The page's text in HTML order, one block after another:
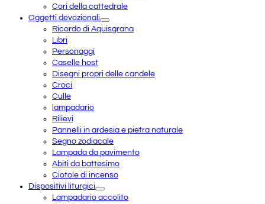
Cori della cattedrale
Oggetti devozionali
Ricordo di Aquisgrana
Libri
Personaggi
Caselle host
Disegni propri delle candele
Croci
Culle
lampadario
Rilievi
Pannelli in ardesia e pietra naturale
Segno zodiacale
Lampada da pavimento
Abiti da battesimo
Ciotole di incenso
Dispositivi liturgici
Lampadario accolito